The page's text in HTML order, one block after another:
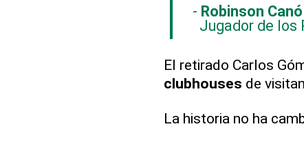
Robinson Canó
Jugador de los
El retirado Carlos
clubhouses de
La historia no ha